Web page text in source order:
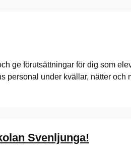
ge förutsättningar för dig som
personal under kvällar, nätter och
Svenljunga!